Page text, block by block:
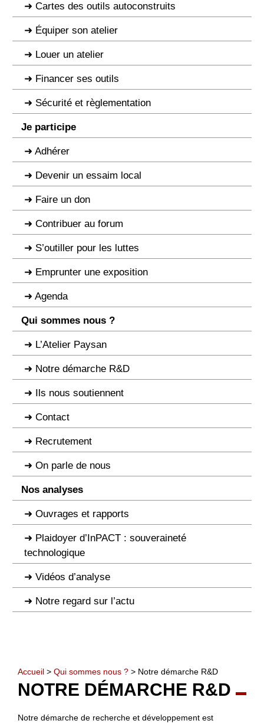
Cartes des outils autoconstruits
Équiper son atelier
Louer un atelier
Financer ses outils
Sécurité et règlementation
Je participe
Adhérer
Devenir un essaim local
Faire un don
Contribuer au forum
S’outiller pour les luttes
Emprunter une exposition
Agenda
Qui sommes nous ?
L’Atelier Paysan
Notre démarche R&D
Ils nous soutiennent
Contact
Recrutement
On parle de nous
Nos analyses
Ouvrages et rapports
Plaidoyer d’InPACT : souveraineté
technologique
Vidéos d’analyse
Notre regard sur l’actu
Accueil > Qui sommes nous ? > Notre démarche R&D
NOTRE DÉMARCHE R&D
Notre démarche de recherche et développement est